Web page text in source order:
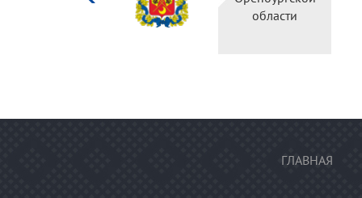
Российской
области
ГЛАВНАЯ